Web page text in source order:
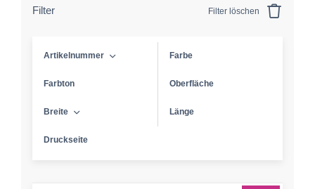
Filter Filter löschen
Artikelnummer Farbe
Farbton Oberfläche
Breite Länge
Druckseite